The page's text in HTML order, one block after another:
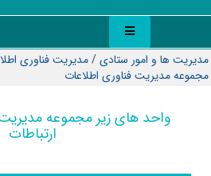
مدیریت ها و امور ستادی/مديريت فناوری
مجموعه مدیریت فناوری اطلاعات
واحد های زیر مجموعه
ارتباطات